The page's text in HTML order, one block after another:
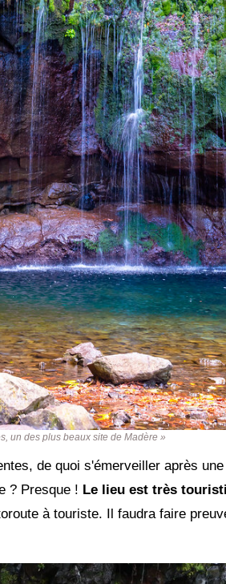
un des plus beaux site de Madère »
de quoi s'émerveiller après
? Presque ! Le lieu est très
à touriste. Il faudra faire